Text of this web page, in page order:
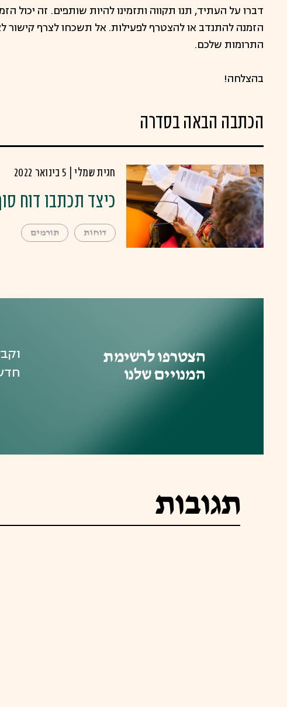
דברו על העתיד, תנו תקווה ותזמינו להיות שותפים. זה יכול
הזמנה להתנדב או להצטרף לפעילות. אל תשכחו לצרף קישור
התרומות שלכם.
בהצלחה!
הכתבה הבאה בסדרה
חגית שמלי | 5 בינואר 2022
כיצד תכתבו דוח
דוחות תורמים
הצטרפו לרשימת
המנויים שלנו
תגובות